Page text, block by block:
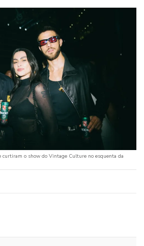
curtiram o show do Vintage Culture no esquenta da